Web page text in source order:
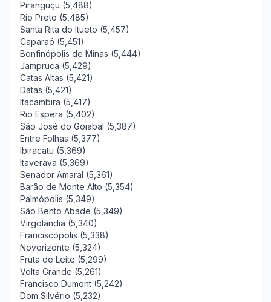
Piranguçu (5,488)
Rio Preto (5,485)
Santa Rita do Itueto (5,457)
Caparaó (5,451)
Bonfinópolis de Minas (5,444)
Jampruca (5,429)
Catas Altas (5,421)
Datas (5,421)
Itacambira (5,417)
Rio Espera (5,402)
São José do Goiabal (5,387)
Entre Folhas (5,377)
Ibiracatu (5,369)
Itaverava (5,369)
Senador Amaral (5,361)
Barão de Monte Alto (5,354)
Palmópolis (5,349)
São Bento Abade (5,349)
Virgolândia (5,340)
Franciscópolis (5,338)
Novorizonte (5,324)
Fruta de Leite (5,299)
Volta Grande (5,261)
Francisco Dumont (5,242)
Dom Silvério (5,232)